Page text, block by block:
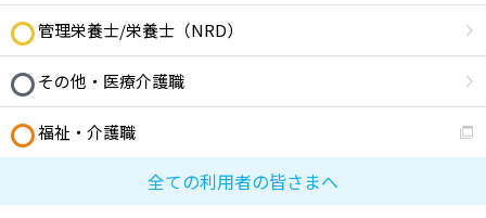
管理栄養士/栄養士（NRD）
その他・医療介護職
福祉・介護職
全ての利用者の皆さまへ